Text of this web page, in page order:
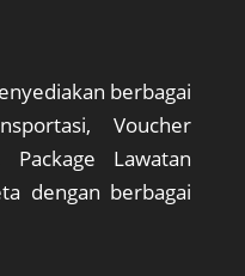
berbagai
Voucher
Lawatan
dengan berbagai